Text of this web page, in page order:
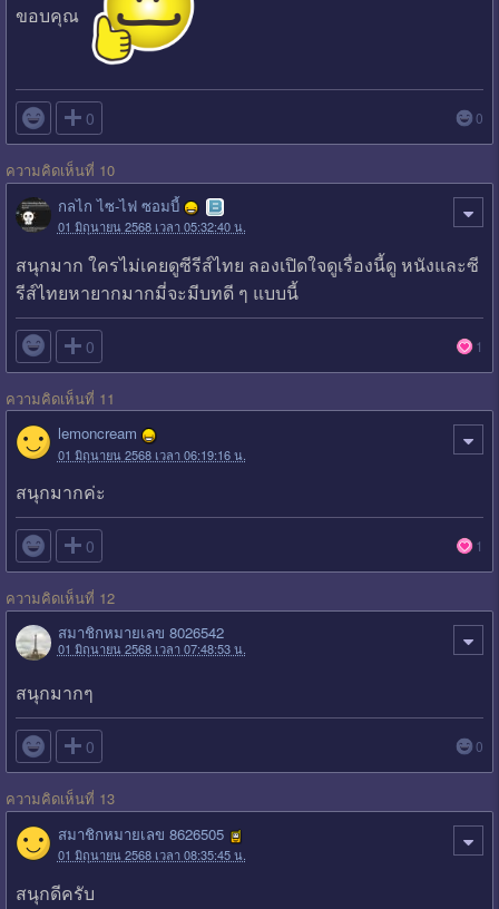
ขอบคุณ
 0 0
ความคิดเห็นที่ 10
กลไก ไซ-ไฟ ซอมบี้
01 มิถุนายน 2568 เวลา 05:32:40 น.
สนุกมาก ใครไม่เคยดูซีรีส์ไทย ลองเปิดใจดูเรื่องนี้ดู หนังและซี
รีส์ไทยหายากมากมี่จะมีบทดี ๆ แบบนี้
 0 1
ความคิดเห็นที่ 11
lemoncream
01 มิถุนายน 2568 เวลา 06:19:16 น.
สนุกมากค่ะ
 0 1
ความคิดเห็นที่ 12
สมาชิกหมายเลข 8026542
01 มิถุนายน 2568 เวลา 07:48:53 น.
สนุกมากๆ
 0 0
ความคิดเห็นที่ 13
สมาชิกหมายเลข 8626505
01 มิถุนายน 2568 เวลา 08:35:45 น.
สนุกดีครับ